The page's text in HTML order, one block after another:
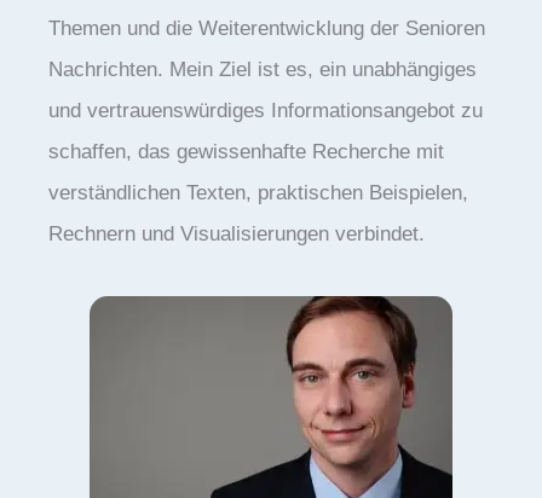
Themen und die Weiterentwicklung der Senioren
Nachrichten. Mein Ziel ist es, ein unabhängiges
und vertrauenswürdiges Informationsangebot zu
schaffen, das gewissenhafte Recherche mit
verständlichen Texten, praktischen Beispielen,
Rechnern und Visualisierungen verbindet.